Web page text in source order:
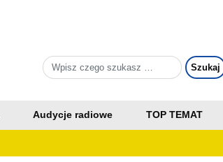
Audycje radiowe TOP TEMAT